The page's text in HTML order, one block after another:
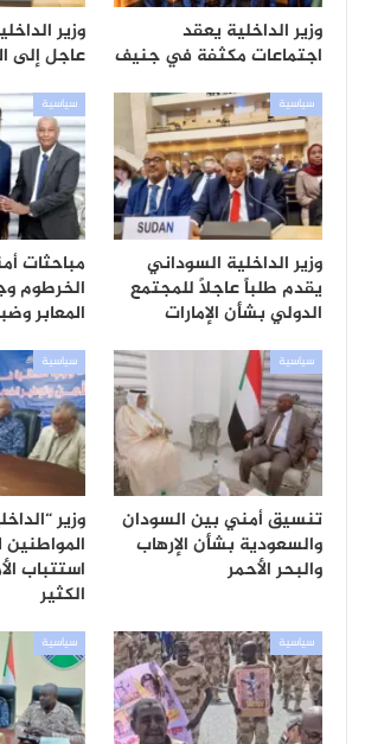
وزير الداخلية يعقد
اجتماعات مكثفة في جنيف
وزير
عاجل إلى
سياسية
وزير الداخلية السوداني
يقدم طلباً عاجلاً للمجتمع
الدولي بشأن الإمارات
سياسية
مباحثات
الخرطوم
المعابر
سياسية
تنسيق أمني بين السودان
والسعودية بشأن الإرهاب
والبحر الأحمر
سياسية
وزير
استتباب
الكثير
سياسية سياسية